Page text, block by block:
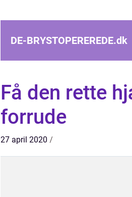
DE-BRYSTOPEREREDE.dk
Få den rette
forrude
27 april 2020